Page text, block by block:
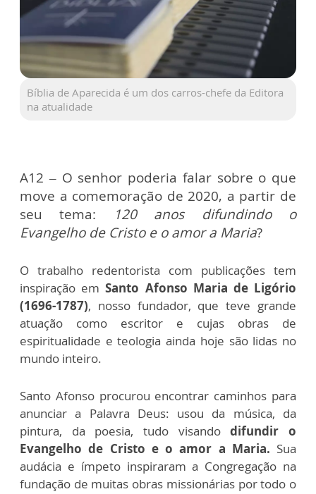
Bíblia de Aparecida é um dos carros-chefe da Editora
na atualidade
A12 – O senhor poderia falar sobre o que
move a comemoração de 2020, a partir de
seu tema:
120 anos difundindo o
Evangelho de Cristo e o amor a Maria?
O trabalho redentorista com publicações tem
inspiração em Santo Afonso Maria de Ligório
(1696-1787), nosso fundador, que teve grande
atuação como escritor e cujas obras de
espiritualidade e teologia ainda hoje são lidas no
mundo inteiro.
Santo Afonso procurou encontrar caminhos para
anunciar a Palavra Deus: usou da música, da
pintura, da poesia, tudo visandodifundir o
Evangelho de Cristo e o amor a Maria. Sua
audácia e ímpeto inspiraram a Congregação na
fundação de muitas obras missionárias por todo o